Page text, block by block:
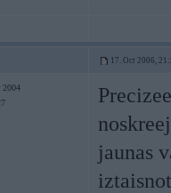
17. Oct 2006,
2004
jaunas